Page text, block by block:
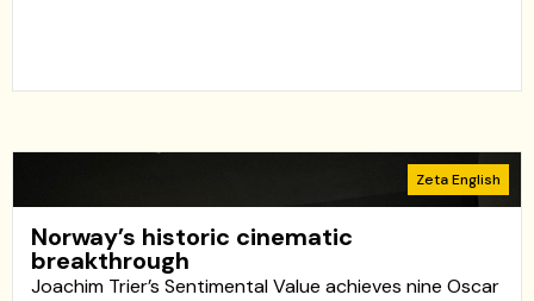
Zeta English
Norway’s historic cinematic
breakthrough
Joachim Trier’s Sentimental Value achieves nine Oscar